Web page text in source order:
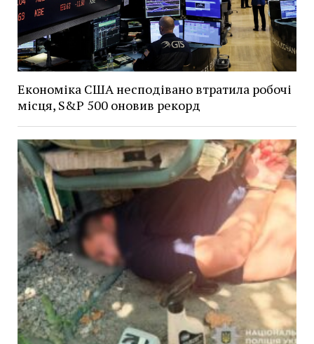
Економіка США несподівано втратила робочі
місця, S&P 500 оновив рекорд